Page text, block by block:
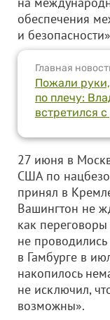
обеспечения
и
Главная
Пожали
по плечу:
встретился
27 июня в
США по
принял в
Вашингтон не
как
не проводились
в Гамбурге в
накопилось
не исключил,